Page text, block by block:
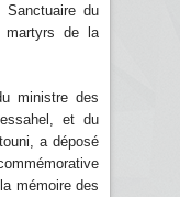
Sanctuaire du
martyrs de la
ministre des
et du
a déposé
mémoire des